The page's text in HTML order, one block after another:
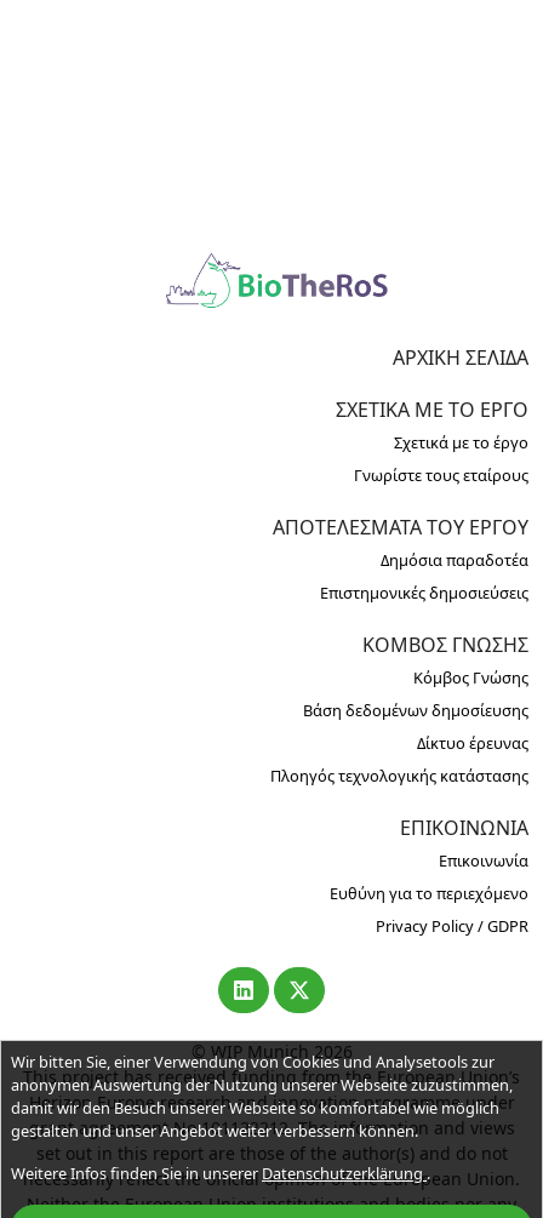
ΑΡΧΙΚΉ ΣΕΛΊΔΑ
ΣΧΕΤΙΚΆ ΜΕ ΤΟ ΈΡΓΟ
Σχετικά με το έργο
Γνωρίστε τους εταίρους
ΑΠΟΤΕΛΈΣΜΑΤΑ ΤΟΥ ΈΡΓΟΥ
Δημόσια παραδοτέα
Επιστημονικές δημοσιεύσεις
ΚΌΜΒΟΣ ΓΝΏΣΗΣ
Κόμβος Γνώσης
Βάση δεδομένων δημοσίευσης
Δίκτυο έρευνας
Πλοηγός τεχνολογικής κατάστασης
ΕΠΙΚΟΙΝΩΝΊΑ
Επικοινωνία
Ευθύνη για το περιεχόμενο
Privacy Policy / GDPR
© WIP Munich 2026
This project has received funding from the European Union’s
Horizon Europe research and innovation programme under
grant agreement No 101122212. The information and views
set out in this report are those of the author(s) and do not
necessarily reflect the official opinion of the European Union.
Neither the European Union institutions and bodies nor any
Wir bitten Sie, einer Verwendung von Cookies und Analysetools zur
anonymen Auswertung der Nutzung unserer Webseite zuzustimmen,
damit wir den Besuch unserer Webseite so komfortabel wie möglich
gestalten und unser Angebot weiter verbessern können.
Weitere Infos finden Sie in unserer Datenschutzerklärung.